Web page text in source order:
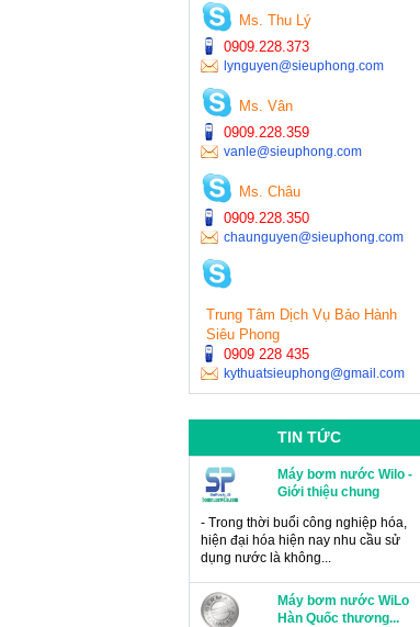
Ms. Thu Lý
0909.228.373
lynguyen@sieuphong.com
Ms. Vân
0909.228.359
vanle@sieuphong.com
Ms. Châu
0909.228.350
chaunguyen@sieuphong.com
Trung Tâm Dịch Vụ Bảo Hành
Siêu Phong
0909 228 435
kythuatsieuphong@gmail.com
TIN TỨC
Máy bơm nước Wilo -
Giới thiệu chung
- Trong thời buổi công nghiệp hóa,
hiện đại hóa hiện nay nhu cầu sử
dụng nước là không...
Máy bơm nước WiLo
Hàn Quốc thương...